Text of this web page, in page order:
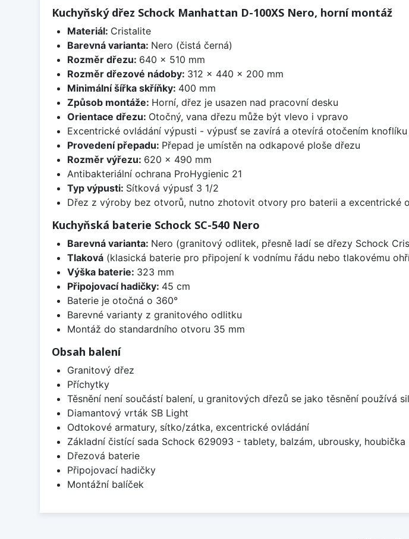
Kuchyňský dřez Schock Manhattan D-100XS Nero, horní montáž
Materiál: Cristalite
Barevná varianta: Nero (čistá černá)
Rozměr dřezu: 640 x 510 mm
Rozměr dřezové nádoby: 312 x 440 x 200 mm
Minimální šířka skříňky: 400 mm
Způsob montáže: Horní, dřez je usazen nad pracovní desku
Orientace dřezu: Otočný, vana dřezu může být vlevo i vpravo
Excentrické ovládání výpusti - výpusť se zavírá a otevírá otočením knoflíku
Provedení přepadu: Přepad je umístěn na odkapové ploše dřezu
Rozměr výřezu: 620 x 490 mm
Antibakteriální ochrana ProHygienic 21
Typ výpusti: Sítková výpusť 3 1/2
Dřez z výroby bez otvorů, nutno zhotovit otvory pro baterii a excentrické
Kuchyňská baterie Schock SC-540 Nero
Barevná varianta: Nero (granitový odlitek, přesně ladí se dřezy Schock
Tlaková(klasická baterie pro připojení k vodnímu řádu nebo tlakovému
Výška baterie: 323 mm
Připojovací hadičky: 45 cm
Baterie je otočná o 360°
Barevné varianty z granitového odlitku
Montáž do standardního otvoru 35 mm
Obsah balení
Granitový dřez
Příchytky
Těsnění není součástí balení, u granitových dřezů se jako těsnění používá
Diamantový vrták SB Light
Odtokové armatury, sítko/zátka, excentrické ovládání
Základní čistící sada Schock 629093 - tablety, balzám, ubrousky, houbička
Dřezová baterie
Připojovací hadičky
Montážní balíček